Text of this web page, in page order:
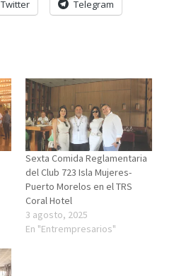
Twitter Telegram
Sexta Comida Reglamentaria
del Club 723 Isla Mujeres-
Puerto Morelos en el TRS
Coral Hotel
3 agosto, 2025
En "Entrempresarios"